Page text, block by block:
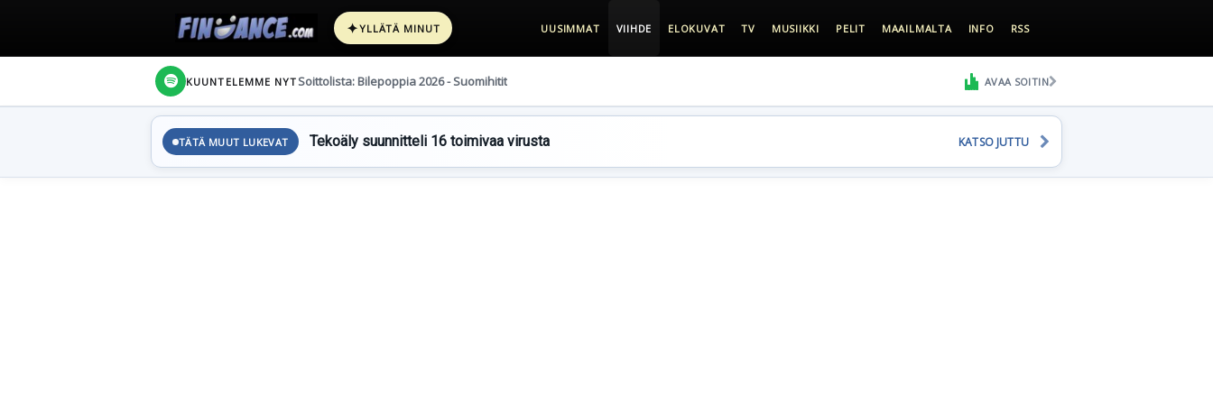
✦YLLÄTÄ MINUT UUSIMMAT VIIHDE ELOKUVAT TV MUSIIKKI PELIT MAAILMALTA INFO RSS
KUUNTELEMME NYT Soittolista: Bilepoppia 2026 - Suomihitit AVAA SOITIN
TÄTÄ MUUT LUKEVAT Tekoäly suunnitteli 16 toimivaa virusta KATSO JUTTU